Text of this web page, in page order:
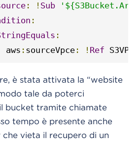
: ! Sub
:
:
aws
: sourceVpce : ! Ref
è stata attivata la “website
tale da poterci
bucket tramite chiamate
tempo è presente anche
che vieta il recupero di un